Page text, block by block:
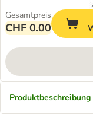
Gesamtpreis
CHF 0.00
Produktbeschreibung